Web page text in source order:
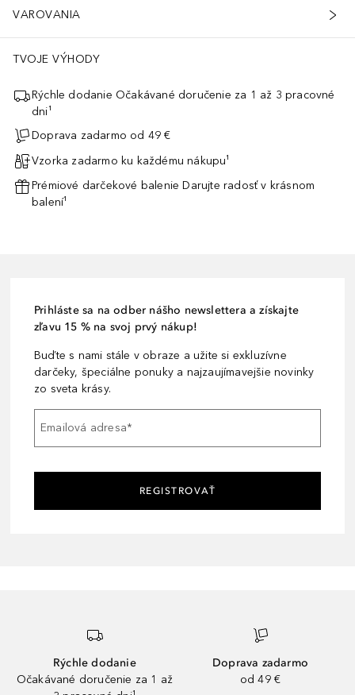
VAROVANIA
TVOJE VÝHODY
Rýchle dodanie Očakávané doručenie za 1 až 3 pracovné
dni¹
Doprava zadarmo od 49 €
Vzorka zadarmo ku každému nákupu¹
Prémiové darčekové balenie Darujte radosť v krásnom
balení¹
Prihláste sa na odber nášho newslettera a získajte
zľavu 15 % na svoj prvý nákup!
Buďte s nami stále v obraze a užite si exkluzívne
darčeky, špeciálne ponuky a najzaujímavejšie novinky
zo sveta krásy.
Emailová adresa*
REGISTROVAŤ
Rýchle dodanie
Očakávané doručenie za 1 až
Doprava zadarmo
od 49 €